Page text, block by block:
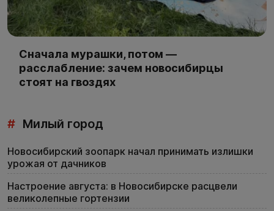
Сначала мурашки, потом —
расслабление: зачем новосибирцы
стоят на гвоздях
# Милый город
Новосибирский зоопарк начал принимать излишки
урожая от дачников
Настроение августа: в Новосибирске расцвели
великолепные гортензии